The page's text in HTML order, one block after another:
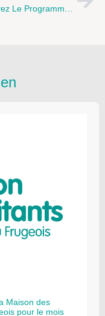
Retrouvez Le Programme D’activités Parents-Enfants De La Maison De La Petite Enfance D’Etaples Pour Le Mois De Juin 2026
Maison des
pour le mois